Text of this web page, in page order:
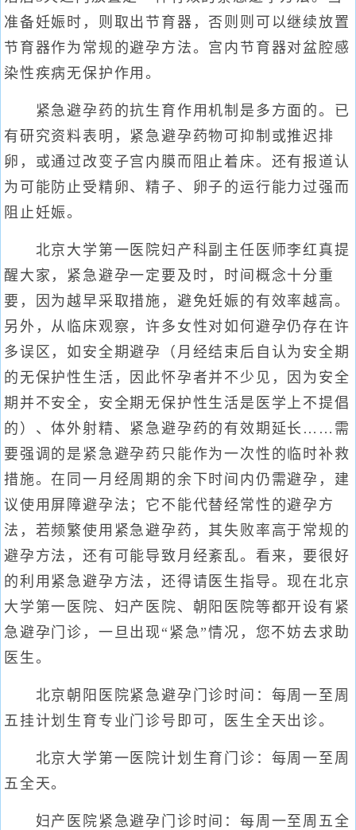
准备妊娠时，则取出节育器，否则则可以继续放置
节育器作为常规的避孕方法。宫内节育器对盆腔感
染性疾病无保护作用。
紧急避孕药的抗生育作用机制是多方面的。已
有研究资料表明，紧急避孕药物可抑制或推迟排
卵，或通过改变子宫内膜而阻止着床。还有报道认
为可能防止受精卵、精子、卵子的运行能力过强而
阻止妊娠。
北京大学第一医院妇产科副主任医师李红真提
醒大家，紧急避孕一定要及时，时间概念十分重
要，因为越早采取措施，避免妊娠的有效率越高。
另外，从临床观察，许多女性对如何避孕仍存在许
多误区，如安全期避孕（月经结束后自认为安全期
的无保护性生活，因此怀孕者并不少见，因为安全
期并不安全，安全期无保护性生活是医学上不提倡
的）、体外射精、紧急避孕药的有效期延长……需
要强调的是紧急避孕药只能作为一次性的临时补救
措施。在同一月经周期的余下时间内仍需避孕，建
议使用屏障避孕法；它不能代替经常性的避孕方
法，若频繁使用紧急避孕药，其失败率高于常规的
避孕方法，还有可能导致月经紊乱。看来，要很好
的利用紧急避孕方法，还得请医生指导。现在北京
大学第一医院、妇产医院、朝阳医院等都开设有紧
急避孕门诊，一旦出现“紧急”情况，您不妨去求助
医生。
北京朝阳医院紧急避孕门诊时间：每周一至周
五挂计划生育专业门诊号即可，医生全天出诊。
北京大学第一医院计划生育门诊：每周一至周
五全天。
妇产医院紧急避孕门诊时间：每周一至周五全